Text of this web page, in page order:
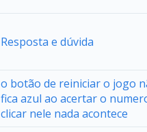
Resposta e dúvida
o botão de reiniciar o jogo
fica azul ao acertar o
clicar nele nada acontece